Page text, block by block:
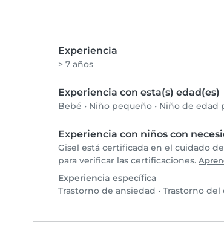
Experiencia
> 7 años
Experiencia con esta(s) edad(es)
Bebé • Niño pequeño • Niño de edad
Experiencia con niños con
Gisel está certificada en el cuidado
para verificar las certificaciones.
Experiencia específica
Trastorno de ansiedad • Trastorno del